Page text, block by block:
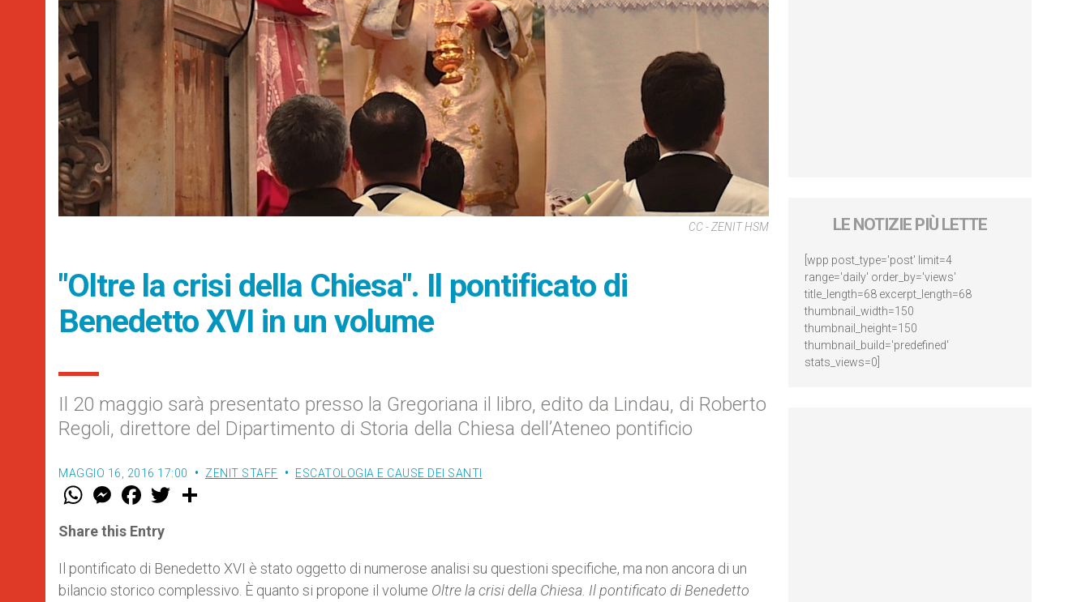
CC - ZENIT HSM
"Oltre la crisi della Chiesa". Il pontificato di
Benedetto XVI in un volume
Il 20 maggio sarà presentato presso la Gregoriana il libro, edito da Lindau, di Roberto
Regoli, direttore del Dipartimento di Storia della Chiesa dell’Ateneo pontificio
MAGGIO 16, 2016 17:00 ZENIT STAFF ESCATOLOGIA E CAUSE DEI SANTI
W
t
s
p
p
M
e
s
e
g
e
r
F
a
e
b
o
k
w
r
Share this Entry
Il pontificato di Benedetto XVI è stato oggetto di numerose analisi su questioni specifiche, ma non ancora di un
bilancio storico complessivo. È quanto si propone il volume Oltre la crisi della Chiesa. Il pontificato di Benedetto
LE NOTIZIE PIÙ LETTE
[wpp post_type='post' limit=4
range='daily' order_by='views'
title_length=68 excerpt_length=68
thumbnail_width=150
thumbnail_height=150
thumbnail_build='predefined'
stats_views=0]